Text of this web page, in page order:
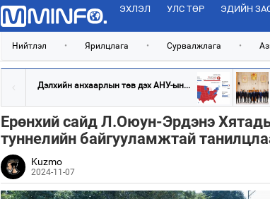
ЭХЛЭЛ УЛС ТӨР ЭДИЙН
Нийтлэл • Ярилцлага • Сурвалжлага •
Дэлхийн анхаарлын төв дэх АНУ-ын...
Ерөнхий сайд Л.Оюун-Эрдэнэ
туннелийн байгууламжтай
Kuzmo
2024-11-07